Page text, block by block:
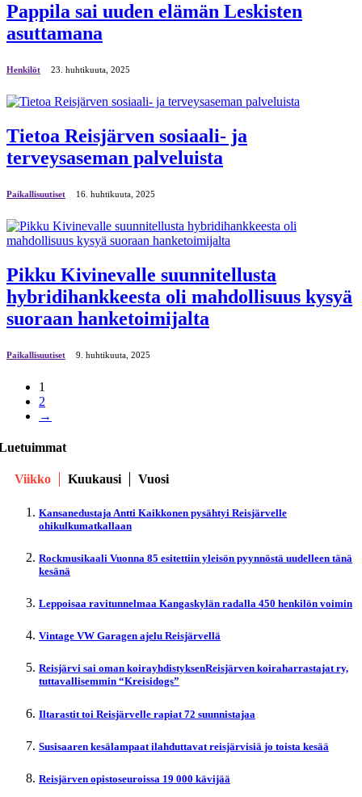
Pappila sai uuden elämän Leskisten
asuttamana
Henkilöt 23. huhtikuuta, 2025
Tietoa Reisjärven sosiaali- ja
terveysaseman palveluista
Paikallisuutiset 16. huhtikuuta, 2025
Pikku Kivinevalle suunnitellusta
hybridihankkeesta oli mahdollisuus kysyä
suoraan hanketoimijalta
Paikallisuutiset 9. huhtikuuta, 2025
1
2
→
Viikko Kuukausi Vuosi
Kansanedustaja Antti Kaikkonen pysähtyi Reisjärvelle
ohikulkumatkallaan
Rockmusikaali Vuonna 85 esitettiin yleisön pyynnöstä uudelleen tänä
kesänä
Leppoisaa ravitunnelmaa Kangaskylän radalla 450 henkilön voimin
Vintage VW Garagen ajelu Reisjärvellä
Reisjärvi sai oman koirayhdistyksenReisjärven koiraharrastajat ry,
tuttavallisemmin “Kreisidogs”
Iltarastit toi Reisjärvelle rapiat 72 suunnistajaa
Susisaaren kesälampaat ilahduttavat reisjärvisiä jo toista kesää
Reisjärven opistoseuroissa 19 000 kävijää